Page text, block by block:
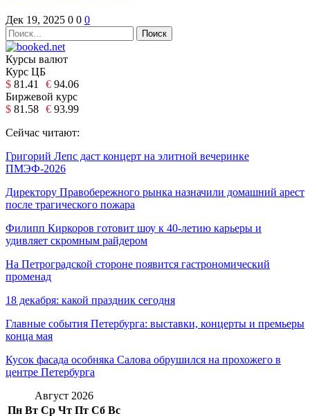
Дек 19, 2025 0 0 0
Курсы валют
Курс ЦБ
$ 81.41 € 94.06
Биржевой курс
$ 81.58 € 93.99
Сейчас читают:
Григорий Лепс даст концерт на элитной вечеринке
ПМЭФ-2026
Директору Правобережного рынка назначили домашний арест
после трагического пожара
Филипп Киркоров готовит шоу к 40-летию карьеры и
удивляет скромным райдером
На Петроградской стороне появится гастрономический
променад
18 декабря: какой праздник сегодня
Главные события Петербурга: выставки, концерты и премьеры
конца мая
Кусок фасада особняка Салова обрушился на прохожего в
центре Петербурга
Август 2026
Пн Вт Ср Чт Пт Сб Вс